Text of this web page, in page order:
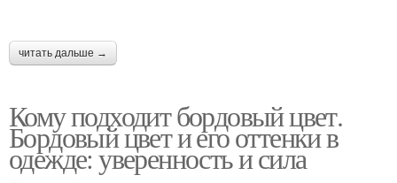
читать дальше →
Кому подходит бордовый цвет.
Бордовый цвет и его оттенки в
одежде: уверенность и сила